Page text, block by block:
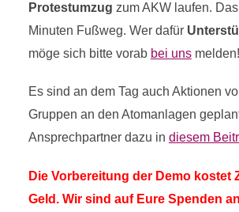
Protestumzug zum AKW laufen.
Minuten Fußweg. Wer dafür
möge sich bitte vorab bei unsmelden!
Es sind an dem Tag auch Aktionen
Gruppen an den Atomanlagen
Ansprechpartner dazu in diesem
Die Vorbereitung der Demo kostet
Geld. Wir sind auf Eure Spenden